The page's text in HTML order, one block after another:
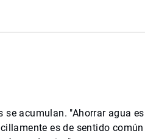
acumulan. "Ahorrar agua es
es de sentido común